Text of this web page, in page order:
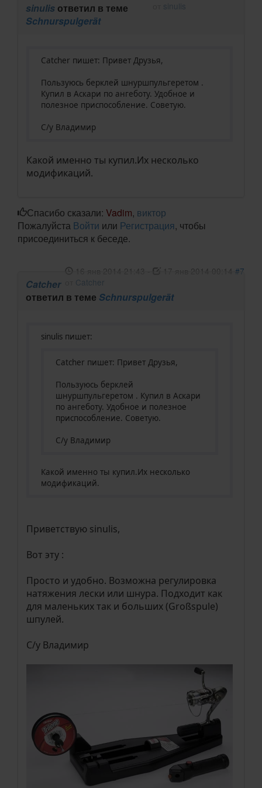
sinulis
sinulis ответил в теме
Schnurspulgerät
Catcher пишет: Привет Друзья,
Пользуюсь берклей шнуршпульгеретом .
Купил в Аскари по ангеботу. Удобное и
полезное приспособление. Советую.
С/у Владимир
Какой именно ты купил.Их несколько
модификаций.
Спасибо сказали: Vadim, виктор
Пожалуйста Войти или Регистрация, чтобы
присоединиться к беседе.
16 янв 2014 21:43 17 янв 2014 00:14 #7
Catcher
Catcher
ответил в теме Schnurspulgerät
sinulis пишет:
Catcher пишет: Привет Друзья,
Пользуюсь берклей
шнуршпульгеретом . Купил в Аскари
по ангеботу. Удобное и полезное
приспособление. Советую.
С/у Владимир
Какой именно ты купил.Их несколько
модификаций.
Приветствую sinulis,
Вот эту :
Просто и удобно. Возможна регулировка
натяжения лески или шнура. Подходит как
для маленьких так и больших (Großspule)
шпулей.
С/у Владимир